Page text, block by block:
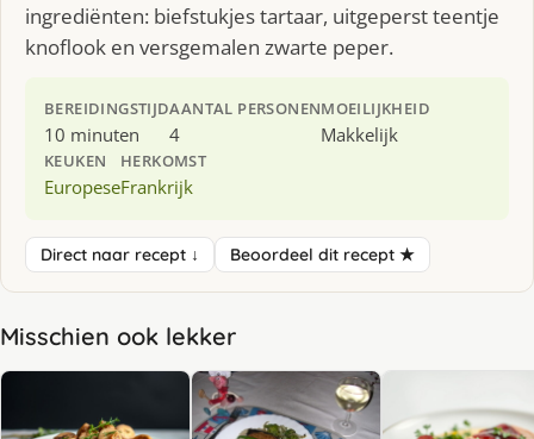
ingrediënten: biefstukjes tartaar, uitgeperst teentje
knoflook en versgemalen zwarte peper.
BEREIDINGSTIJD
10 minuten
AANTAL PERSONEN
4
MOEILIJKHEID
Makkelijk
KEUKEN
Europese
HERKOMST
Frankrijk
Direct naar recept ↓ Beoordeel dit recept ★
Misschien ook lekker